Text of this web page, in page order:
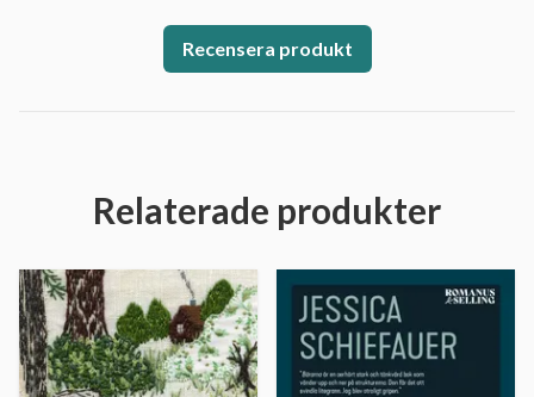
Recensera produkt
Relaterade produkter